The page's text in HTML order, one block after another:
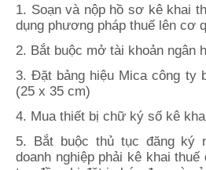
1. Soạn và nộp hồ sơ kê khai
dụng phương pháp thuế lên cơ
2. Bắt buộc mở tài khoản ngân
3. Đặt bảng hiệu Mica công ty
(25 x 35 cm)
4. Mua thiết bị chữ ký số kê
5. Bắt buộc thủ tục đăng ký
doanh nghiệp phải kê khai